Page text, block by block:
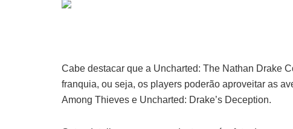
Cabe destacar que a Uncharted: The Nathan Drake
franquia, ou seja, os players poderão aproveitar as
Among Thieves e Uncharted: Drake’s Deception.